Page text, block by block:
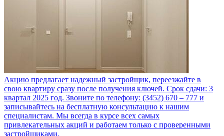
Акцию предлагает надежный застройщик, переезжайте в
свою квартиру сразу после получения ключей. Срок сдачи: 3
квартал 2025 год. Звоните по телефону: (3452) 670 – 777 и
записывайтесь на бесплатную консультацию к нашим
специалистам. Мы всегда в курсе всех самых
привлекательных акций и работаем только с проверенными
застройщиками.